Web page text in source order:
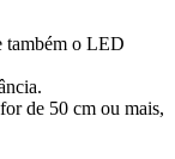
também o LED
de 50 cm ou mais,